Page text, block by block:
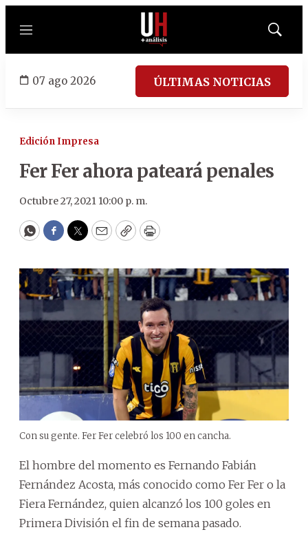
Menú
Mostrar
07 ago 2026 ÚLTIMAS NOTICIAS
Edición Impresa
Fer Fer ahora pateará penales
Octubre 27, 2021 10:00 p. m.
WhatsApp
Facebook
Twitter
EmailCopyPrint
Con su gente. Fer Fer celebró los 100 en cancha.
El hombre del momento es Fernando Fabián
Fernández Acosta, más conocido como Fer Fer o la
Fiera Fernández, quien alcanzó los 100 goles en
Primera División el fin de semana pasado.